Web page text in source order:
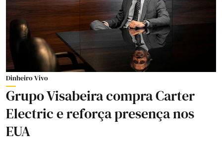
Dinheiro Vivo
Grupo Visabeira compra Carter
Electric e reforça presença nos
EUA